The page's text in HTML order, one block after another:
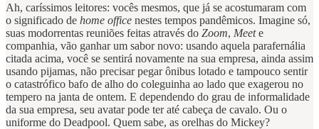
Ah, caríssimos leitores: vocês mesmos, que já se acostumaram com
o significado de home office nestes tempos pandêmicos. Imagine só,
suas modorrentas reuniões feitas através do Zoom, Meete
companhia, vão ganhar um sabor novo: usando aquela parafernália
citada acima, você se sentirá novamente na sua empresa, ainda assim
usando pijamas, não precisar pegar ônibus lotado e tampouco sentir
o catastrófico bafo de alho do coleguinha ao lado que exagerou no
tempero na janta de ontem. E dependendo do grau de informalidade
da sua empresa, seu avatar pode ter até cabeça de cavalo. Ou o
uniforme do Deadpool. Quem sabe, as orelhas do Mickey?